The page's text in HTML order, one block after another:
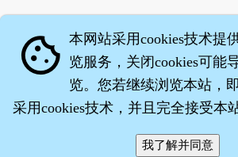
·沈药子©2008
cookie 本网站采用cookies技术提
览服务，关闭cookies可能
览。您若继续浏览本站，
采用cookies技术，并且完全接受本